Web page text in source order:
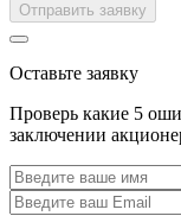
Отправить заявку
Оставьте заявку
Проверь какие 5
заключении